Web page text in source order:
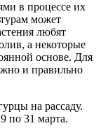
в процессе их
может
любят
а некоторые
основе. Для
и правильно
на рассаду.
по 31 марта.